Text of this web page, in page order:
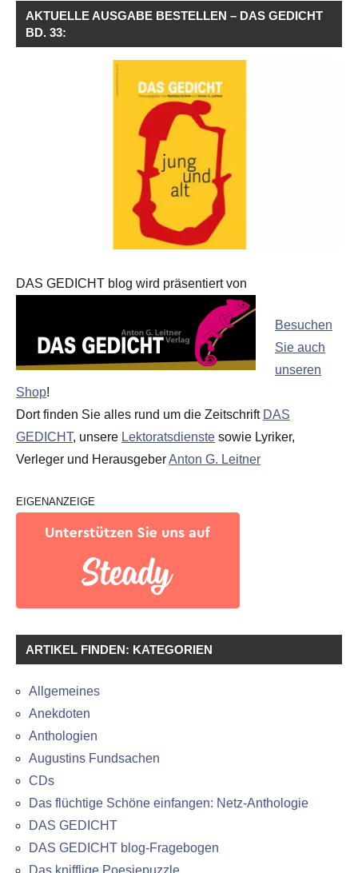
AKTUELLE AUSGABE BESTELLEN – DAS GEDICHT
BD. 33:
DAS GEDICHT blog wird präsentiert von
Besuchen
Sie auch
unseren
Shop!
Dort finden Sie alles rund um die Zeitschrift DAS
GEDICHT, unsere Lektoratsdienste sowie Lyriker,
Verleger und HerausgeberAnton G. Leitner
EIGENANZEIGE
ARTIKEL FINDEN: KATEGORIEN
Allgemeines
Anekdoten
Anthologien
Augustins Fundsachen
CDs
Das flüchtige Schöne einfangen: Netz-Anthologie
DAS GEDICHT
DAS GEDICHT blog-Fragebogen
Das knifflige Poesiepuzzle